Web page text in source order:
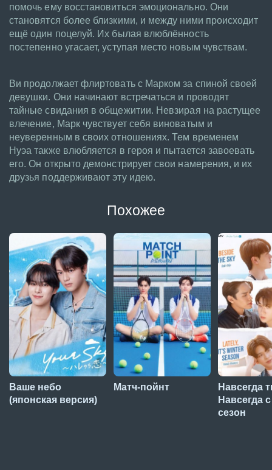
помочь ему восстановиться эмоционально. Они
становятся более близкими, и между ними происходит
ещё один поцелуй. Их былая влюблённость
постепенно угасает, уступая место новым чувствам.
Ви продолжает флиртовать с Марком за спиной своей
девушки. Они начинают встречаться и проводят
тайные свидания в общежитии. Невзирая на растущее
влечение, Марк чувствует себя виноватым и
неуверенным в своих отношениях. Тем временем
Нуэа также влюбляется в героя и пытается завоевать
его. Он открыто демонстрирует свои намерения, и их
друзья поддерживают эту идею.
Похожее
Ваше небо
(японская версия)
Матч-пойнт
Навсегда
Навсегда
сезон